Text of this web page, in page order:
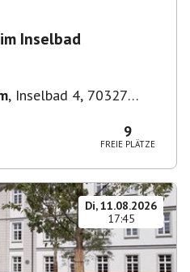
Inselbad
, Inselbad 4, 70327
9
FREIE PLÄTZE
Di, 11.08.2026
17:45